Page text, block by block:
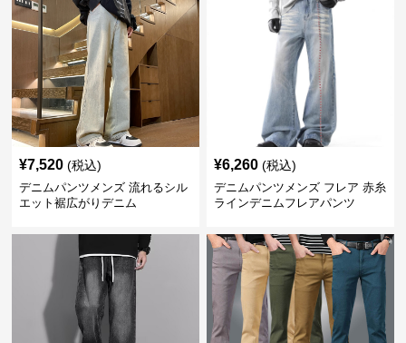
¥7,520 (税込)
デニムパンツメンズ 流れるシル
エット裾広がりデニム
¥6,260 (税込)
デニムパンツメンズ フレア 赤糸
ラインデニムフレアパンツ